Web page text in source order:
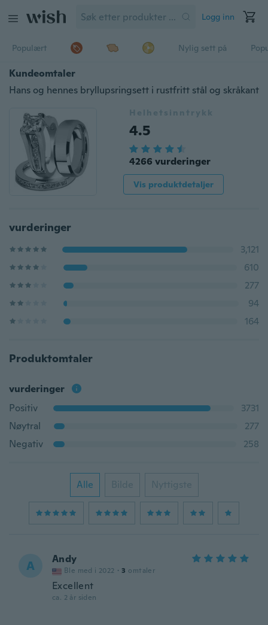
Logg inn
Populært Nylig sett på
Kundeomtaler
Hans og hennes bryllupsringsett i rustfritt stål og skråkant
Helhetsinntrykk
4.5
4266 vurderinger
Vis produktdetaljer
vurderinger
3,121
610
277
94
164
Produktomtaler
vurderinger
Positiv
3731
Nøytral
277
Negativ
258
Alle Bilde Nyttigste
A Andy
Ble med i 2022 · 3 omtaler
Excellent
ca. 2 år siden